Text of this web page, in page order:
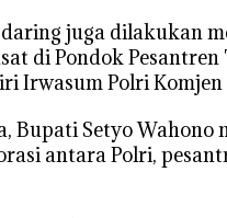
juga dilakukan
di Pondok Pesantren
Irwasum Polri Komjen
Bupati Setyo Wahono
antara Polri,